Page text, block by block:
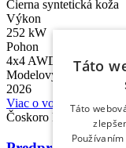
Čierna syntetická koža
Výkon
252 kW
Pohon
4x4 AWD / eAxle
Modelový rok
2026
Viac o vozidle
Čoskoro k dispozícii
Táto
Táto